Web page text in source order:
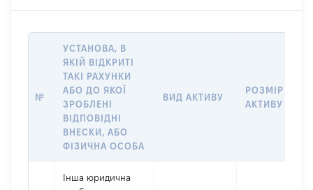
№
УСТАНОВА, В
ЯКІЙ ВІДКРИТІ
ТАКІ РАХУНКИ
АБО ДО ЯКОЇ
ЗРОБЛЕНІ
ВІДПОВІДНІ
ВНЕСКИ, АБО
ФІЗИЧНА ОСОБА
ВИД АКТИВУ
РОЗМІР
АКТИВУ
Інша юридична